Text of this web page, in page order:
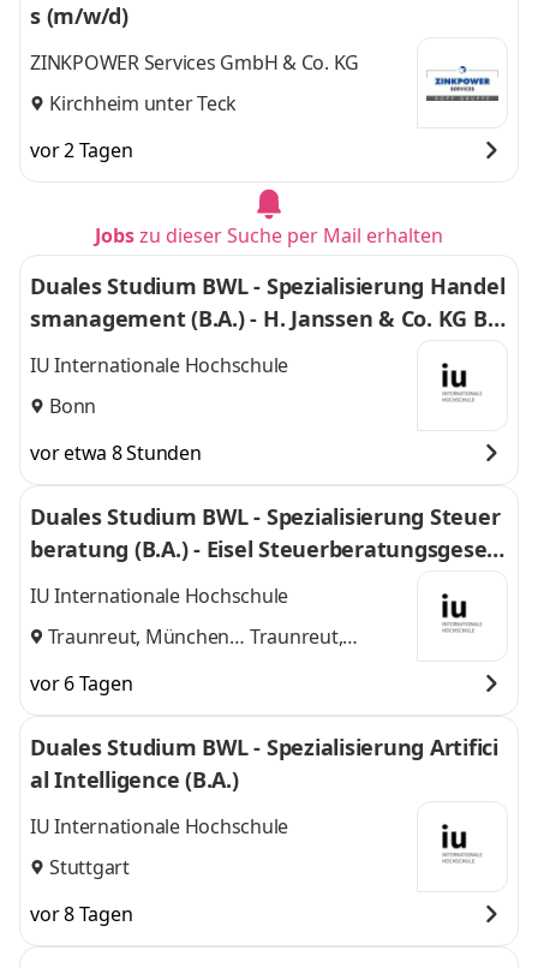
s (m/w/d)
ZINKPOWER Services GmbH & Co. KG
Kirchheim unter Teck
vor 2 Tagen
Jobszu dieser Suche per Mail erhalten
Duales Studium BWL - Spezialisierung Handel
smanagement (B.A.) - H. Janssen & Co. KG Bo
nn
IU Internationale Hochschule
Bonn
vor etwa 8 Stunden
Duales Studium BWL - Spezialisierung Steuer
beratung (B.A.) - Eisel Steuerberatungsgesell
schaft mbH & Co. KG
IU Internationale Hochschule
Traunreut, München
Traunreut,
vor 6 Tagen
Duales Studium BWL - Spezialisierung Artifici
al Intelligence (B.A.)
IU Internationale Hochschule
Stuttgart
vor 8 Tagen